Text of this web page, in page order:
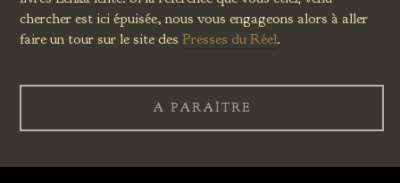
chercher est ici épuisée, nous vous engageons alors à aller
faire un tour sur le site desPresses du Réel.
A PARAÎTRE